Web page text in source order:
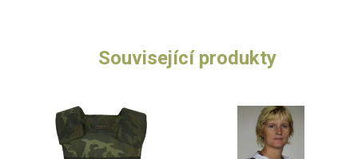
Související produkty